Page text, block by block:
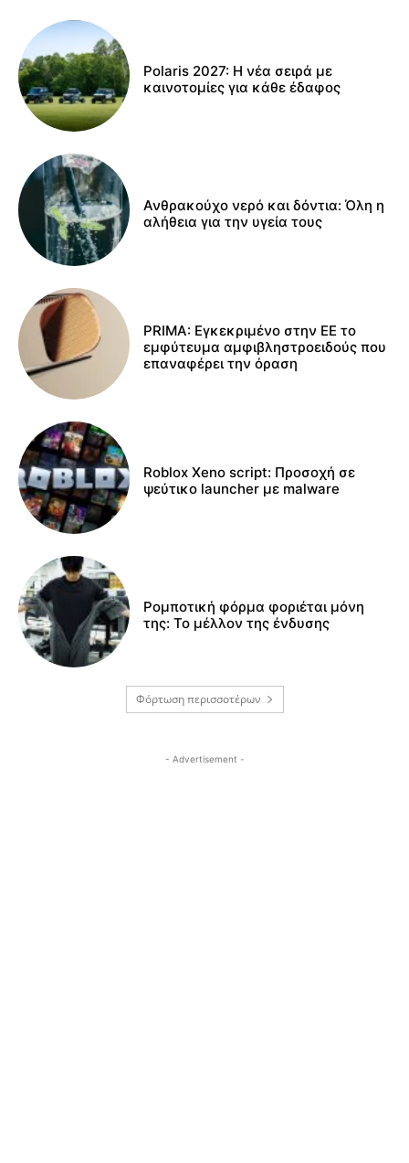
Polaris 2027: Η νέα σειρά με
καινοτομίες για κάθε έδαφος
Ανθρακούχο νερό και δόντια: Όλη η
αλήθεια για την υγεία τους
PRIMA: Εγκεκριμένο στην ΕΕ το
εμφύτευμα αμφιβληστροειδούς που
επαναφέρει την όραση
Roblox Xeno script: Προσοχή σε
ψεύτικο launcher με malware
Ρομποτική φόρμα φοριέται μόνη
της: Το μέλλον της ένδυσης
Φόρτωση περισσοτέρων
- Advertisement -